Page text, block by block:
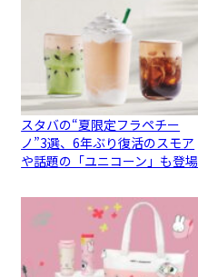
スタバの“夏限定フラペチー
ノ”3選、6年ぶり復活のスモア
や話題の「ユニコーン」も登場